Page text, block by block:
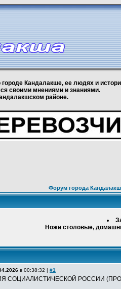
Кандалакше, ее людях и
своими мнениями и знаниями.
районе.
Форум города
Ножи столовые,
в 00:38:32 | #1
СОЦИАЛИСТИЧЕСКОЙ РОССИИ